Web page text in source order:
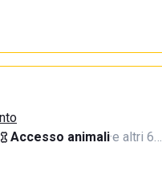
Accesso animali·e altri 6…